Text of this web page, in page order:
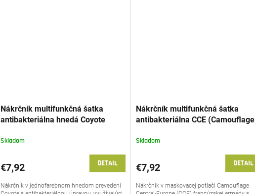
Nákrčník multifunkčná šatka
antibakteriálna hnedá Coyote
Skladom
€7,92 DETAIL
Nákrčník v jednofarebnom hnedom prevedení
Nákrčník multifunkčná šatka
antibakteriálna CCE (Camouflage
Petreq®
Skladom
€7,92 DETAIL
Nákrčník v maskovacej potlači Camouflage